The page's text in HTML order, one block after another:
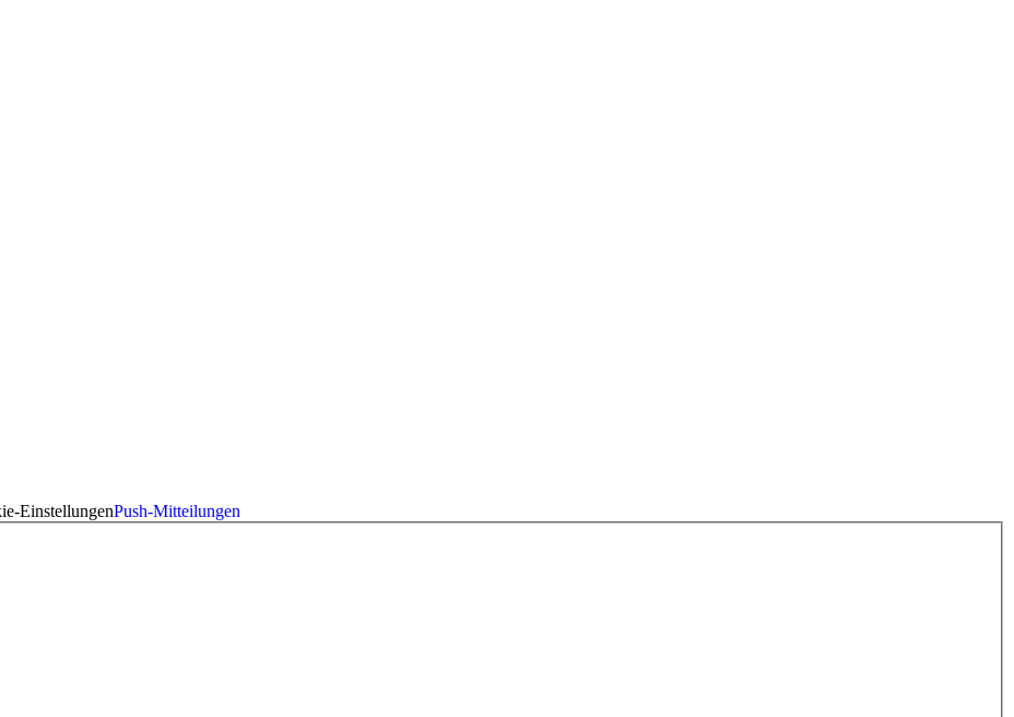
EinstellungenPush-Mitteilungen